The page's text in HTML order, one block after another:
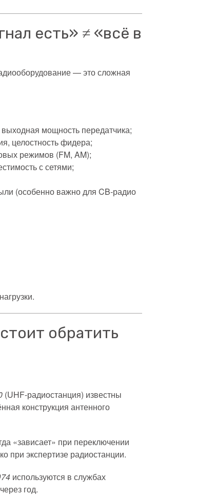
есть» ≠ «всё в
— это сложная
мощность передатчика;
целостность фидера;
режимов (FM, AM);
с сетями;
(особенно важно для CB-радио
обратить
(UHF-радиостанция) известны
конструкция антенного
«зависает» при переключении
экспертизе радиостанции.
используются в службах
год.